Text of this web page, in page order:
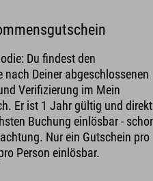
Du findest den
nach Deiner abgeschlossenen
Verifizierung im Mein
Er ist 1 Jahr gültig und direkt
Buchung einlösbar -
Nur ein Gutschein pro
Person einlösbar.